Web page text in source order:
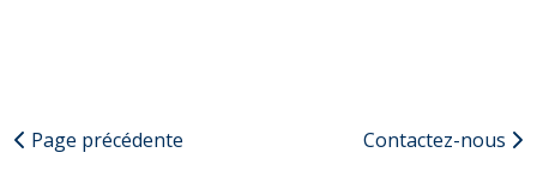
Page précédente Contactez-nous